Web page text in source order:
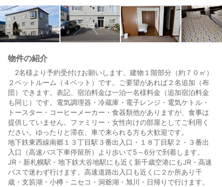
物件の紹介
2名様より予約受付けお願いします。建物１階部分（約７０㎡）
２ベットルーム（４ベット）です。ご要望があれば２名追加（布
団）できます。表記、宿泊料金は一泊一名様料金（追加宿泊料金
も同じ）です。電気調理器・冷蔵庫・電子レンジ・電気ケトル・
トースター・コーヒーメーカー・食器類他がありますが、食事は
提供していません。ファミリー・女性向けの部屋としてご利用く
ださい。ゆったりと滞在、車で来られる方も大歓迎です。
地下鉄東西線南郷１３丁目駅３番出入口・１８丁目駅２・３番出
入口（高速バス下車停留所）より歩いて5～6分で到着します。
JR・新札幌駅・地下鉄大谷地駅にも近く新千歳空港にもJR・高速
バスで迷わず行けます。高速道路出入口も近くに２か所あり千
歳・支笏湖・小樽・ニセコ・洞爺湖・旭川・日帰りで行けます。